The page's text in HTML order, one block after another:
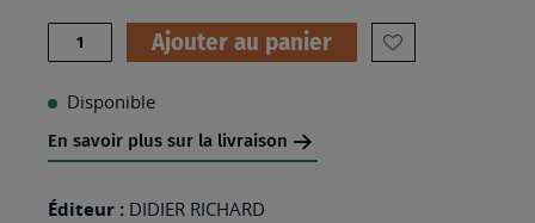
gallery
Quantité Ajouter au panier
AJOUTER
Disponible
En savoir plus sur la livraison
Éditeur : DIDIER RICHARD